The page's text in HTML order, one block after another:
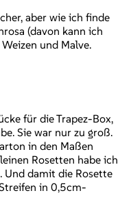
aber wie ich finde
(davon kann ich
und Malve.
für die Trapez-Box,
Sie war nur zu groß.
in den Maßen
Rosetten habe ich
Und damit die Rosette
in 0,5cm-